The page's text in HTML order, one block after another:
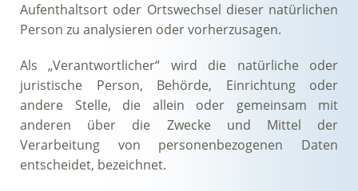
Aufenthaltsort oder Ortswechsel dieser natürlichen
Person zu analysieren oder vorherzusagen.
Als „Verantwortlicher“ wird die natürliche oder
juristische Person, Behörde, Einrichtung oder
andere Stelle, die allein oder gemeinsam mit
anderen über die Zwecke und Mittel der
Verarbeitung von personenbezogenen Daten
entscheidet, bezeichnet.